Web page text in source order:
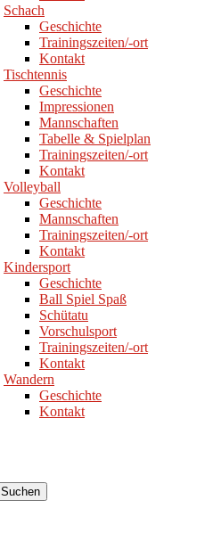
Schach
Geschichte
Trainingszeiten/-ort
Kontakt
Tischtennis
Geschichte
Impressionen
Mannschaften
Tabelle & Spielplan
Trainingszeiten/-ort
Kontakt
Volleyball
Geschichte
Mannschaften
Trainingszeiten/-ort
Kontakt
Kindersport
Geschichte
Ball Spiel Spaß
Schütatu
Vorschulsport
Trainingszeiten/-ort
Kontakt
Wandern
Geschichte
Kontakt
Suchen